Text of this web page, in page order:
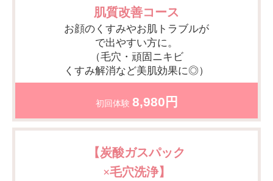
肌質改善コース
お顔のくすみやお肌トラブルが
で出やすい方に。
（毛穴・頑固ニキビ
くすみ解消など美肌効果に◎）
初回体験 8,980円
【炭酸ガスパック
×毛穴洗浄】